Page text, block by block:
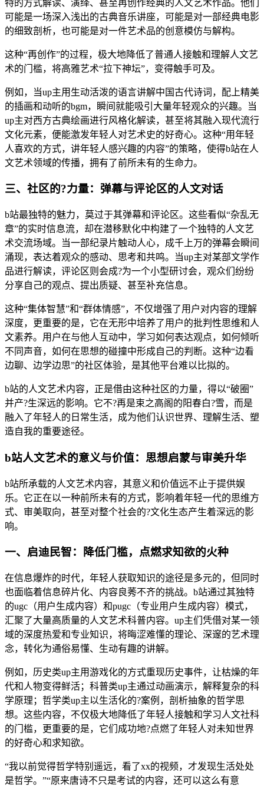
特的方式解读、演绎、甚至再创作经典的人文艺术作品。他们
可能是一场深入浅出的古典音乐讲座，可能是对一部经典电影
的细致剖析，也可能是对一件艺术品的创意模仿与解构。
这种“再创作”的过程，极大地降低了普通人接触和理解人文艺
术的门槛，将高雅艺术“拉下神坛”，变得触手可及。
例如，当up主用生动活泼的语言讲解中国古代诗词，配上精美
的插画和动听的bgm，瞬间就能吸引大量年轻观众的兴趣。当
up主对西方古典绘画进行风格化解读，甚至将其融入现代流行
文化元素，便能激发年轻人对艺术史的好奇心。这种“用年轻
人喜欢的方式，讲年轻人感兴趣的内容”的策略，使得b站在人
文艺术领域的传播，拥有了前所未有的生命力。
三、社区的?力量：弹幕与评论区的人文对话
b站最独特的魅力，莫过于其弹幕和评论区。这些看似“杂乱无
章”的实时信息流，却在潜移默化中构建了一个独特的人文艺
术交流场域。当一部纪录片触动人心，成千上万的弹幕会瞬间
涌现，表达着观众的感动、思考和共鸣。当up主对某部文学作
品进行解读，评论区则会成?为一个小型研讨会，观众们纷纷
分享自己的观点、提出质疑、甚至补充信息。
这种“集体智慧”和“群体情感”，不仅增强了用户对内容的理解
深度，更重要的是，它在无形中培养了用户的批判性思维和人
文素养。用户在与他人互动中，学习如何表达观点，如何倾听
不同声音，如何在思想的碰撞中形成自己的判断。这种“边看
边聊、边学边思”的社区体验，是其他平台难以比拟的。
b站的人文艺术内容，正是借由这种社区的力量，得以“破圈”
并产?生深远的影响。它不?再是束之高阁的阳春白?雪，而是
融入了年轻人的日常生活，成为他们认识世界、理解生活、塑
造自我的重要途径。
b站人文艺术的意义与价值：思想启蒙与审美升华
b站所承载的人文艺术内容，其意义和价值远不止于提供娱
乐。它正在以一种前所未有的方式，影响着年轻一代的思维方
式、审美取向，甚至对整个社会的?文化生态产生着深远的影
响。
一、启迪民智：降低门槛，点燃求知欲的火种
在信息爆炸的时代，年轻人获取知识的途径是多元的，但同时
也面临着信息碎片化、内容良莠不齐的挑战。b站通过其独特
的ugc（用户生成内容）和pugc（专业用户生成内容）模式，
汇聚了大量高质量的人文艺术科普内容。up主们凭借对某一领
域的深度热爱和专业知识，将晦涩难懂的理论、深邃的艺术理
念，转化为通俗易懂、生动有趣的讲解。
例如，历史类up主用游戏化的方式重现历史事件，让枯燥的年
代和人物变得鲜活；科普类up主通过动画演示，解释复杂的科
学原理；哲学类up主以生活化的?案例，剖析抽象的哲学思
想。这些内容，不仅极大地降低了年轻人接触和学习人文社科
的门槛，更重要的是，它们成功地?点燃了年轻人对未知世界
的好奇心和求知欲。
“我以前觉得哲学特别遥远，看了xx的视频，才发现生活处处
是哲学。”“原来唐诗不只是考试的内容，还可以这么有意